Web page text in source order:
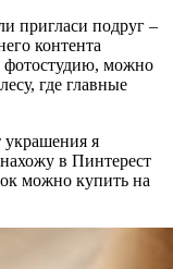
пригласи подруг –
контента
фотостудию, можно
где главные
украшения я
в Пинтерест
можно купить на